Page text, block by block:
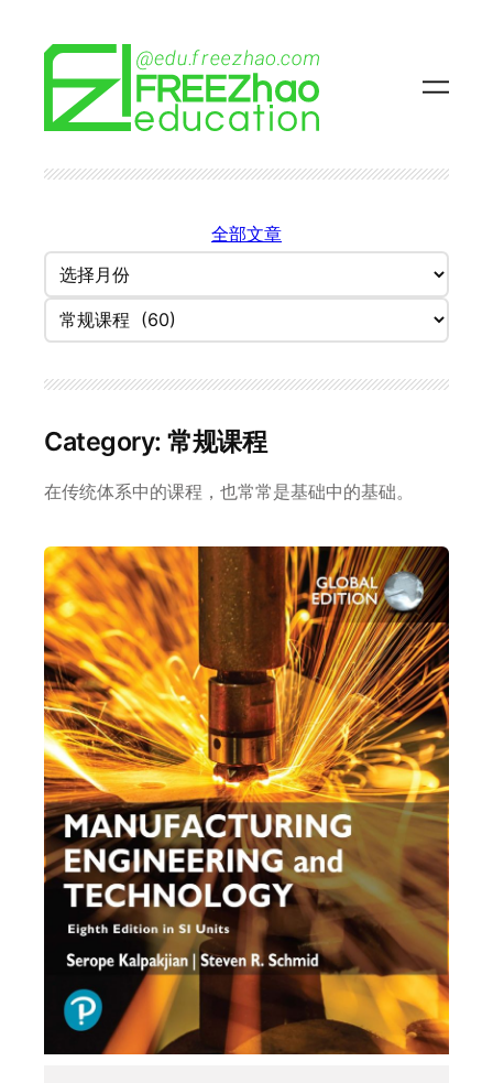
全部文章
归
档Categories
Category:常规课程
在传统体系中的课程，也常常是基础中的基础。